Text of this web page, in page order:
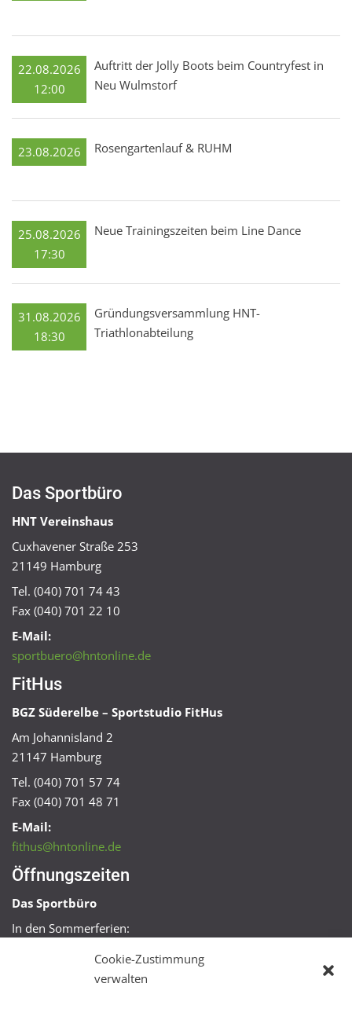
Cookie-Zustimmung
verwalten
22.08.2026
12:00
Auftritt der Jolly Boots beim Countryfest in
Neu Wulmstorf
23.08.2026 Rosengartenlauf & RUHM
25.08.2026
17:30
Neue Trainingszeiten beim Line Dance
31.08.2026
18:30
Gründungsversammlung HNT-
Triathlonabteilung
Das Sportbüro
HNT Vereinshaus
Cuxhavener Straße 253
21149 Hamburg
Tel. (040) 701 74 43
Fax (040) 701 22 10
E-Mail:
sportbuero@hntonline.de
FitHus
BGZ Süderelbe – Sportstudio FitHus
Am Johannisland 2
21147 Hamburg
Tel. (040) 701 57 74
Fax (040) 701 48 71
E-Mail:
fithus@hntonline.de
Öffnungszeiten
Das Sportbüro
In den Sommerferien:
Mo + Mi 16:00 – 18:00 Uhr